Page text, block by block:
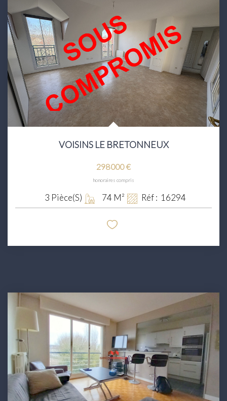
VOISINS LE BRETONNEUX
298 000 €
honoraires compris
3 Pièce(s) 74 M² Réf : 16294